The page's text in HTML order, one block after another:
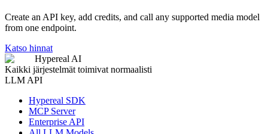
Create an API key, add credits, and call any supported media model
from one endpoint.
Katso hinnat
Hypereal AI
Kaikki järjestelmät toimivat normaalisti
LLM API
Hypereal SDK
MCP Server
Enterprise API